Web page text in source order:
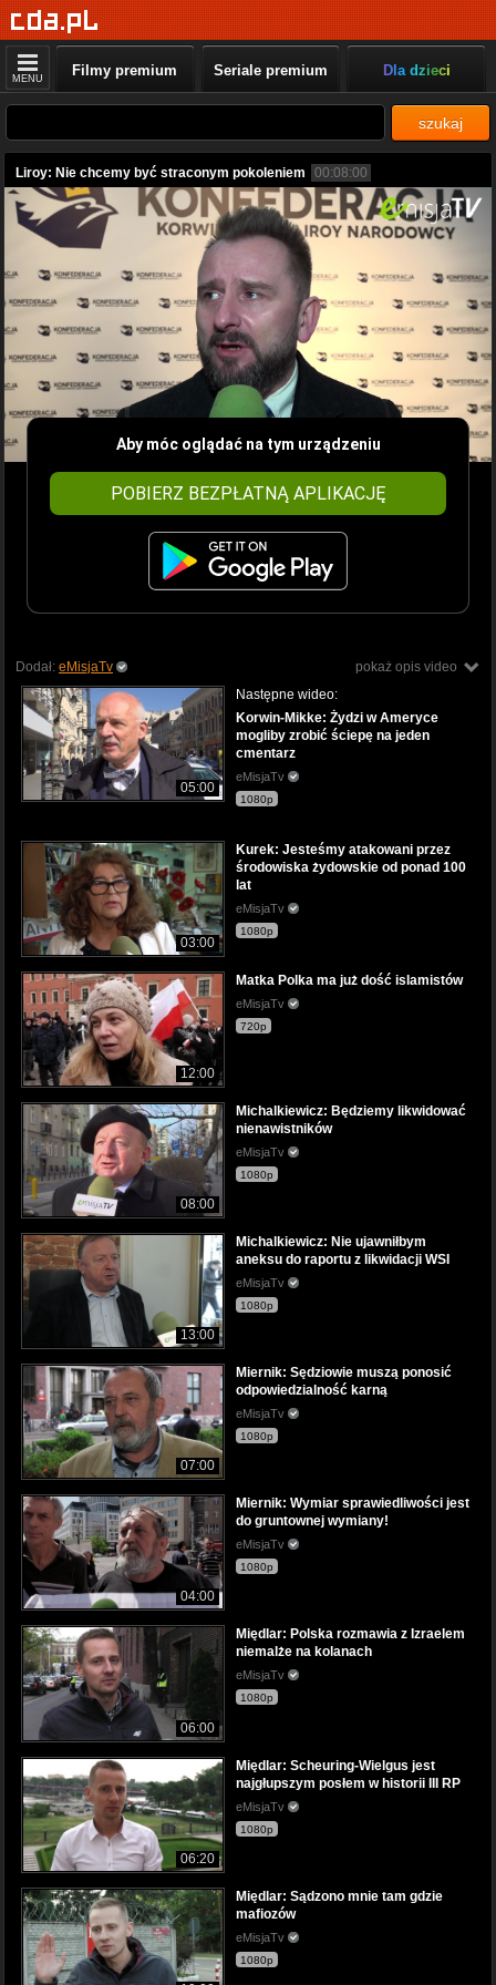
MENU Filmy premium Seriale premium Dla dzieci
szukaj
Liroy: Nie chcemy być straconym pokoleniem 00:08:00
Aby móc oglądać na tym urządzeniu
POBIERZ BEZPŁATNĄ APLIKACJĘ
pokaż opis video
Dodał: eMisjaTv
05:00
Następne wideo:
Korwin-Mikke: Żydzi w Ameryce
mogliby zrobić ściepę na jeden
cmentarz
eMisjaTv
1080p
03:00
Kurek: Jesteśmy atakowani przez
środowiska żydowskie od ponad 100
lat
eMisjaTv
1080p
12:00
Matka Polka ma już dość islamistów
eMisjaTv
720p
08:00
Michalkiewicz: Będziemy likwidować
nienawistników
eMisjaTv
1080p
13:00
Michalkiewicz: Nie ujawniłbym
aneksu do raportu z likwidacji WSI
eMisjaTv
1080p
07:00
Miernik: Sędziowie muszą ponosić
odpowiedzialność karną
eMisjaTv
1080p
04:00
Miernik: Wymiar sprawiedliwości jest
do gruntownej wymiany!
eMisjaTv
1080p
06:00
Międlar: Polska rozmawia z Izraelem
niemalże na kolanach
eMisjaTv
1080p
06:20
Międlar: Scheuring-Wielgus jest
najgłupszym posłem w historii III RP
eMisjaTv
1080p
Międlar: Sądzono mnie tam gdzie
mafiozów
eMisjaTv
1080p